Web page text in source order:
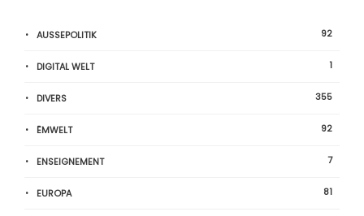
AUSSEPOLITIK 92
DIGITAL WELT 1
DIVERS 355
ËMWELT 92
ENSEIGNEMENT 7
EUROPA 81